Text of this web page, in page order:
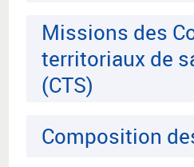
Missions des
territoriaux de
(CTS)
Composition